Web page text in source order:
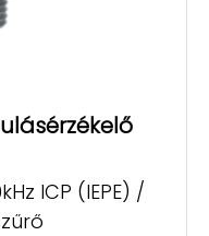
ICP (IEPE) /